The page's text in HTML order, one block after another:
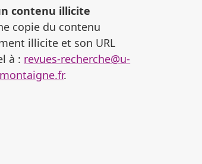
contenu illicite
copie du contenu
illicite et son URL
à : revues-recherche@u-
.